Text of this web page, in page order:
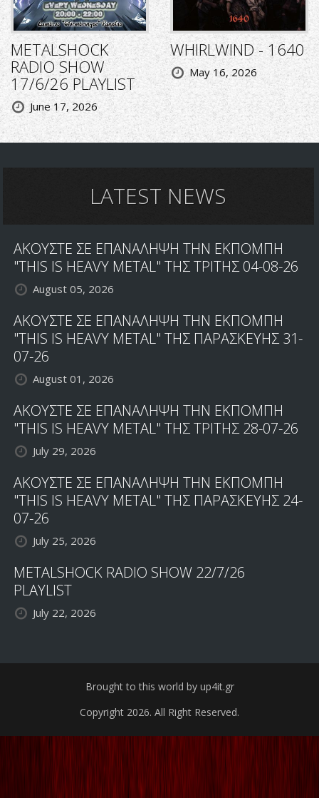
METALSHOCK
RADIO SHOW
17/6/26 PLAYLIST
June 17, 2026
WHIRLWIND - 1640
May 16, 2026
LATEST NEWS
ΑΚΟΥΣΤΕ ΣΕ ΕΠΑΝΑΛΗΨΗ ΤΗΝ ΕΚΠΟΜΠΗ
"THIS IS HEAVY METAL" ΤΗΣ ΤΡΙΤΗΣ 04-08-26
August 05, 2026
ΑΚΟΥΣΤΕ ΣΕ ΕΠΑΝΑΛΗΨΗ ΤΗΝ ΕΚΠΟΜΠΗ
"THIS IS HEAVY METAL" ΤΗΣ ΠΑΡΑΣΚΕΥΗΣ 31-
07-26
August 01, 2026
ΑΚΟΥΣΤΕ ΣΕ ΕΠΑΝΑΛΗΨΗ ΤΗΝ ΕΚΠΟΜΠΗ
"THIS IS HEAVY METAL" ΤΗΣ ΤΡΙΤΗΣ 28-07-26
July 29, 2026
ΑΚΟΥΣΤΕ ΣΕ ΕΠΑΝΑΛΗΨΗ ΤΗΝ ΕΚΠΟΜΠΗ
"THIS IS HEAVY METAL" ΤΗΣ ΠΑΡΑΣΚΕΥΗΣ 24-
07-26
July 25, 2026
METALSHOCK RADIO SHOW 22/7/26
PLAYLIST
July 22, 2026
Brought to this world by up4it.gr
Copyright 2026. All Right Reserved.